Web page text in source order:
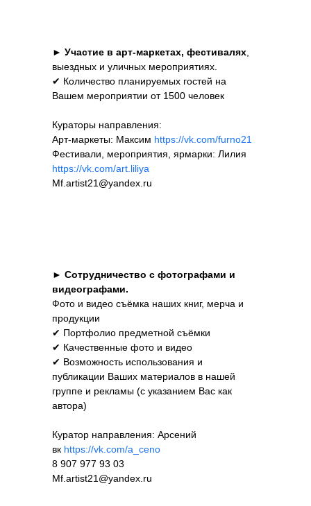
► Сотрудничество с фотографами и
видеографами.
Фото и видео съёмка наших книг, мерча и
продукции
✔ Портфолио предметной съёмки
✔ Качественные фото и видео
✔ Возможность использования и
публикации Ваших материалов в нашей
группе и рекламы (с указанием Вас как
автора)
Куратор направления: Арсений
вк https://vk.com/a_ceno
8 907 977 93 03
Mf.artist21@yandex.ru
► Участие в арт-маркетах, фестивалях
выездных и уличных мероприятиях.
✔ Количество планируемых гостей на
Вашем мероприятии от 1500 человек
Кураторы направления:
Арт-маркеты: Максим https://vk.com/furno21
Фестивали, мероприятия, ярмарки: Лилия
https://vk.com/art.liliya
Mf.artist21@yandex.ru